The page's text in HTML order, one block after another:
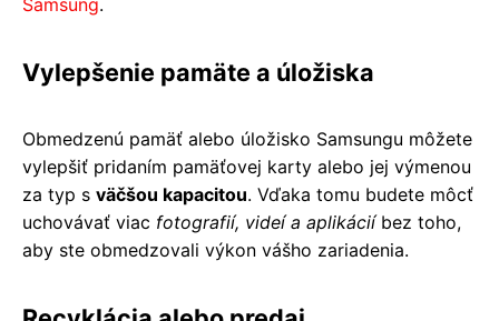
Vylepšenie pamäte a úložiska
Obmedzenú pamäť alebo úložisko Samsungu môžete
vylepšiť pridaním pamäťovej karty alebo jej výmenou
za typ s väčšou kapacitou. Vďaka tomu budete môcť
uchovávať viac fotografií, videí a aplikáciíbez toho,
aby ste obmedzovali výkon vášho zariadenia.